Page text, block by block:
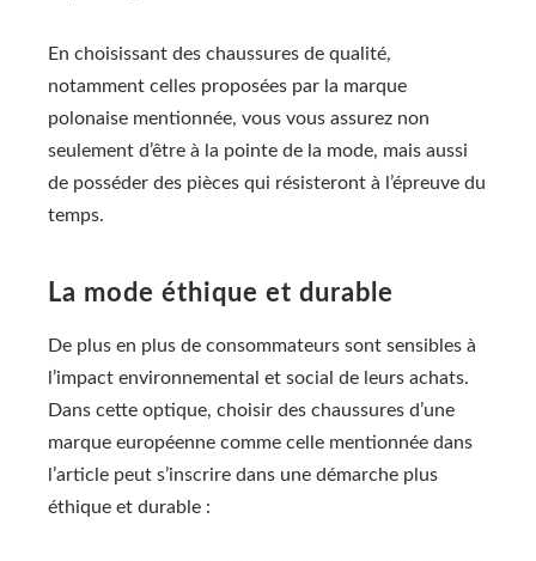
En choisissant des chaussures de qualité,
notamment celles proposées par la marque
polonaise mentionnée, vous vous assurez non
seulement d’être à la pointe de la mode, mais aussi
de posséder des pièces qui résisteront à l’épreuve du
temps.
La mode éthique et durable
De plus en plus de consommateurs sont sensibles à
l’impact environnemental et social de leurs achats.
Dans cette optique, choisir des chaussures d’une
marque européenne comme celle mentionnée dans
l’article peut s’inscrire dans une démarche plus
éthique et durable :